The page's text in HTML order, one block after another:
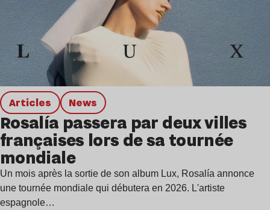
Articles news
Rosalía passera par deux villes
françaises lors de sa tournée
mondiale
Un mois après la sortie de son album Lux, Rosalía annonce
une tournée mondiale qui débutera en 2026. L'artiste
espagnole…